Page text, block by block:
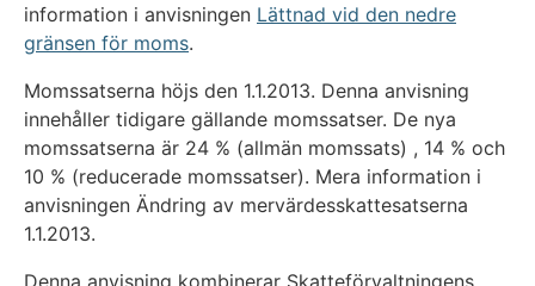
information i anvisningen Lättnad vid den nedre
gränsen för moms.
Momssatserna höjs den 1.1.2013. Denna anvisning
innehåller tidigare gällande momssatser. De nya
momssatserna är 24 % (allmän momssats) , 14 % och
10 % (reducerade momssatser). Mera information i
anvisningen Ändring av mervärdesskattesatserna
1.1.2013.
Denna anvisning kombinerar Skatteförvaltningens